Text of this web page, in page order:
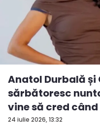
24 iulie 2026, 13:32
Anatol Durbală și
sărbătoresc
vine să cred
...